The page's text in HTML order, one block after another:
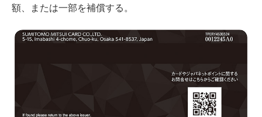
額、または一部を補償する。